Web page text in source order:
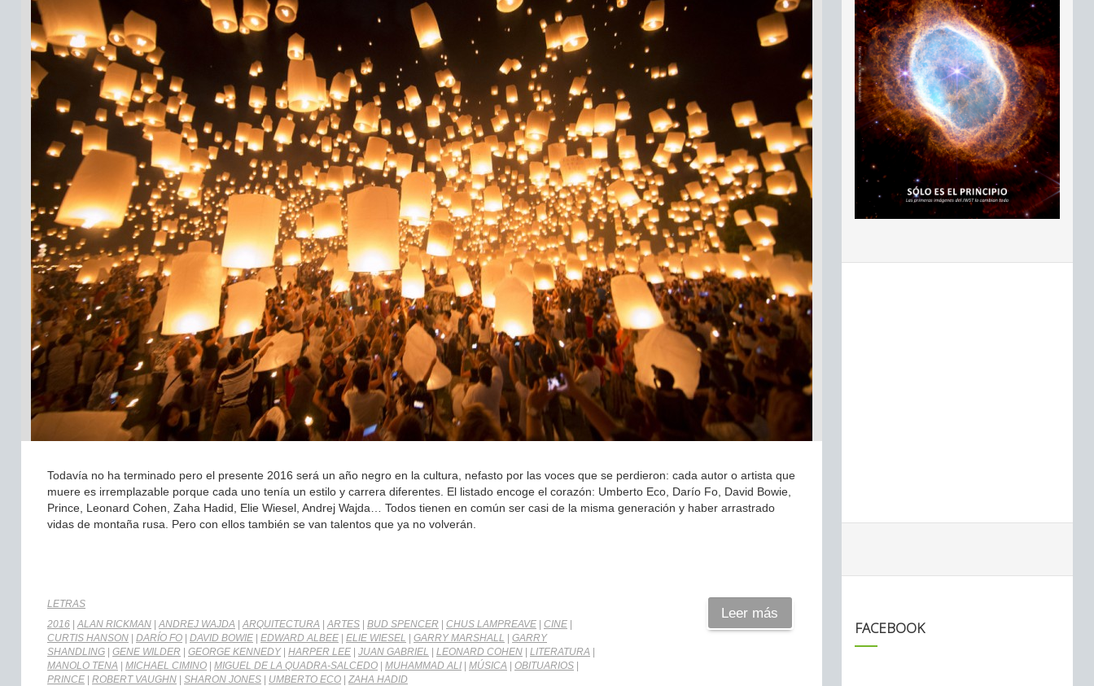
Todavía no ha terminado pero el presente 2016 será un año negro en la cultura, nefasto por las voces que se perdieron: cada autor o artista que
muere es irremplazable porque cada uno tenía un estilo y carrera diferentes. El listado encoge el corazón: Umberto Eco, Darío Fo, David Bowie,
Prince, Leonard Cohen, Zaha Hadid, Elie Wiesel, Andrej Wajda… Todos tienen en común ser casi de la misma generación y haber arrastrado
vidas de montaña rusa. Pero con ellos también se van talentos que ya no volverán.
LETRAS
2016 |ALAN RICKMAN |ANDREJ WAJDA |ARQUITECTURA |ARTES BUD SPENCER CHUS LAMPREAVE CINE
CURTIS HANSON
DARÍO FO DAVID BOWIE EDWARD ALBEE ELIE WIESEL GARRY MARSHALL
GARRY
SHANDLING
GENE WILDER GEORGE KENNEDY| HARPER LEE JUAN GABRIEL LEONARD COHEN LITERATURA
MANOLO TENA
MICHAEL CIMINO MIGUEL DE LA QUADRA-SALCEDO MUHAMMAD ALI MÚSICA OBITUARIOS
PRINCE
ROBERT VAUGHN SHARON JONES UMBERTO ECO ZAHA HADID
Leer más
FACEBOOK